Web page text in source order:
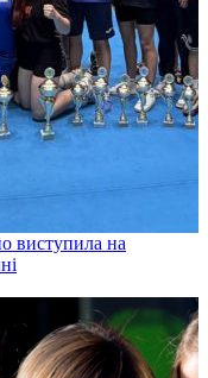
виступила на